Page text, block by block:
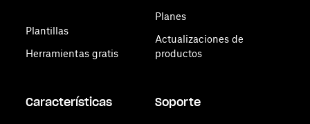
Plantillas
Herramientas gratis
Planes
Actualizaciones de
productos
Características Soporte